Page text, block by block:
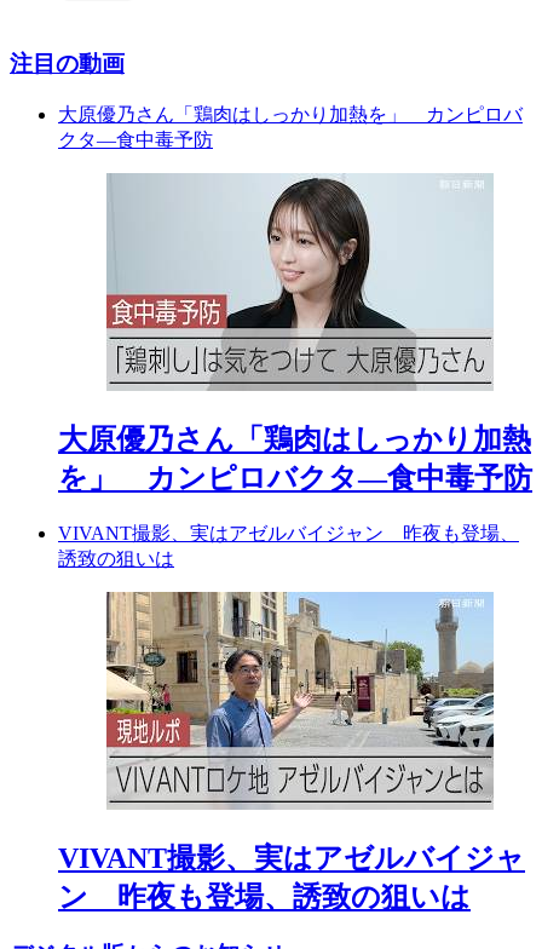
注目の動画
大原優乃さん「鶏肉はしっかり加熱を」 カンピロバ
クタ―食中毒予防
大原優乃さん「鶏肉はしっかり加熱
を」 カンピロバクタ―食中毒予防
VIVANT撮影、実はアゼルバイジャン 昨夜も登場、
誘致の狙いは
VIVANT撮影、実はアゼルバイジャ
ン 昨夜も登場、誘致の狙いは